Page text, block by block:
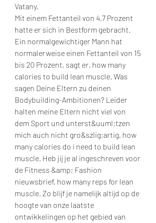
Vatany.
Mit einem Fettanteil von 4,7 Prozent
hatte er sich in Bestform gebracht.
Ein normalgewichtiger Mann hat
normalerweise einen Fettanteil von 15
bis 20 Prozent, sagt er, how many
calories to build lean muscle. Was
sagen Deine Eltern zu deinen
Bodybuilding-Ambitionen? Leider
halten meine Eltern nicht viel von
dem Sport und unterst&uuml;tzen
mich auch nicht gro&szlig;artig, how
many calories do i need to build lean
muscle. Heb jij je al ingeschreven voor
de Fitness &amp; Fashion
nieuwsbrief, how many reps for lean
muscle. Zo blijf je namelijk altijd op de
hoogte van onze laatste
ontwikkelingen op het gebied van